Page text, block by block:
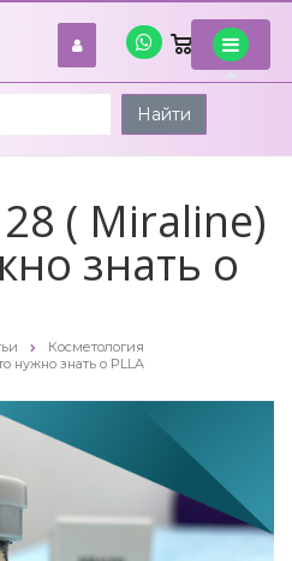
войти
Найти
( Miraline)
знать о
Косметология
нужно знать о PLLA